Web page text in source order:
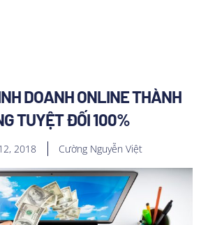
DOANH ONLINE THÀNH
TUYỆT ĐỐI 100%
2018 Cường Nguyễn Việt